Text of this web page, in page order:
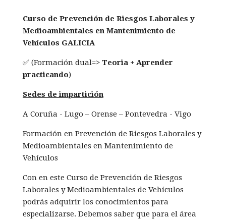
Curso de Prevención de Riesgos Laborales y
Medioambientales en Mantenimiento de
Vehículos GALICIA
✅ (Formación dual=> Teoria + Aprender
practicando)
Sedes de impartición
A Coruña - Lugo – Orense – Pontevedra - Vigo
Formación en Prevención de Riesgos Laborales y
Medioambientales en Mantenimiento de
Vehículos
Con en este Curso de Prevención de Riesgos
Laborales y Medioambientales de Vehículos
podrás adquirir los conocimientos para
especializarse. Debemos saber que para el área